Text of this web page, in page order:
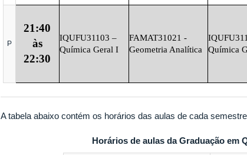
P
21:40
às
22:30
IQUFU31103 –
Química Geral I
FAMAT31021 -
Geometria Analítica
Química
A tabela abaixo contém os horários das aulas de cada
Horários de aulas da Graduação em